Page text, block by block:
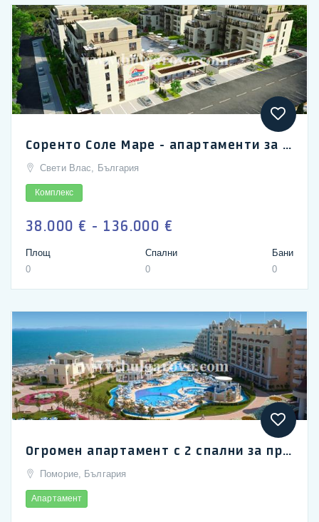
Соренто Соле Маре - апартаменти за продажба в Свети Влас
Свети Влас, България
Комплекс
38.000 € - 136.000 €
Площ
0
Спални
0
Бани
0
Огромен апартамент с 2 спални за продажба в Сънсет Ризорт, Поморие
Поморие, България
Апартамент